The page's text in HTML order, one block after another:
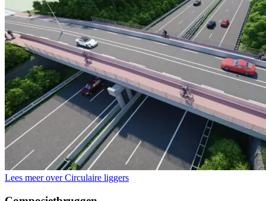
Lees meer over Circulaire liggers